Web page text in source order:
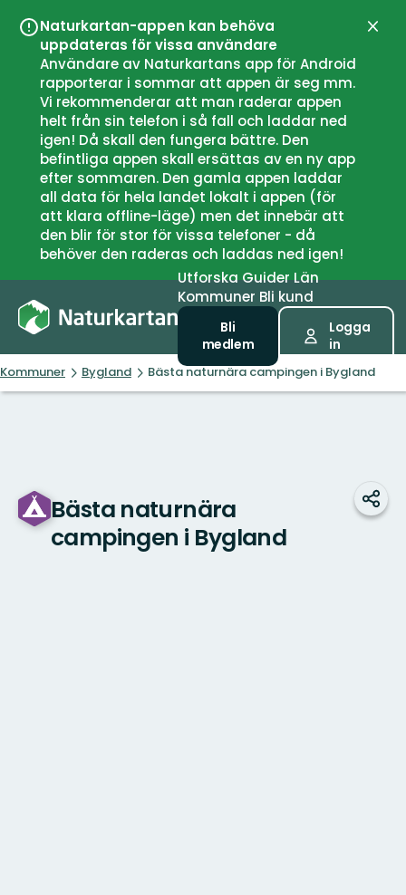
Naturkartan-appen kan behöva
uppdateras för vissa användare
Användare av Naturkartans app för Android
rapporterar i sommar att appen är seg mm.
Vi rekommenderar att man raderar appen
helt från sin telefon i så fall och laddar ned
igen! Då skall den fungera bättre. Den
befintliga appen skall ersättas av en ny app
efter sommaren. Den gamla appen laddar
all data för hela landet lokalt i appen (för
att klara offline-läge) men det innebär att
den blir för stor för vissa telefoner - då
behöver den raderas och laddas ned igen!
UtforskaGuiderLän
Kommuner Bli kund
Bli
medlem
Logga
in
Kommuner Bygland Bästa naturnära campingen i Bygland
Bästa naturnära
campingen i Bygland
Dela